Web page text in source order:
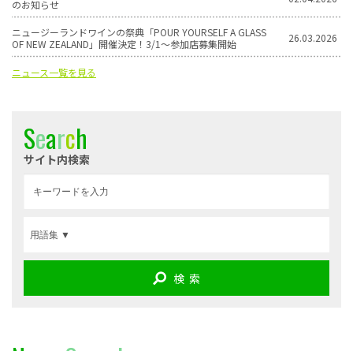
のお知らせ
ニュージーランドワインの祭典「POUR YOURSELF A GLASS
OF NEW ZEALAND」開催決定！3/1〜参加店募集開始
26.03.2026
ニュース一覧を見る
Search
サイト内検索
検 索